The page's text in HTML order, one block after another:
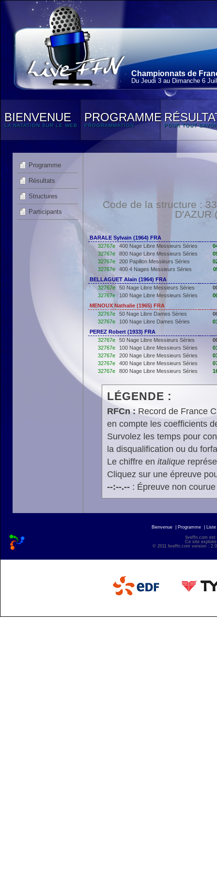
Championnats de
Du Jeudi 3 au Dimanche 6
BIENVENUE
LA NATATION SUR LE WEB
PROGRAMME
PROGRAMMATION POUR TOUT
Programme
Résultats
Structures
Participants
Code de la structure :
D'AZUR
BARALE Sylvain (1964) FRA
32767e
400 Nage Libre Messieurs Séries
32767e
800 Nage Libre Messieurs Séries
32767e
200 Papillon Messieurs Séries
32767e
400 4 Nages Messieurs Séries
BELLAGUET Alain (1964) FRA
32767e
50 Nage Libre Messieurs Séries
32767e
100 Nage Libre Messieurs Séries
MENOUX Nathalie (1965) FRA
32767e
50 Nage Libre Dames Séries
32767e
100 Nage Libre Dames Séries
PEREZ Robert (1933) FRA
32767e
50 Nage Libre Messieurs Séries
32767e
100 Nage Libre Messieurs Séries
32767e
200 Nage Libre Messieurs Séries
32767e
400 Nage Libre Messieurs Séries
32767e
800 Nage Libre Messieurs Séries
LÉGENDE :
RFCn :Record de France
en compte les coefficients
Survolez les temps pour
la disqualification ou du
Le chiffre en italique
Cliquez sur une épreuve
--:--.--: Épreuve non
Bienvenue Programme
liveffn.com est
Ce site
© 2011 liveffn.com version :